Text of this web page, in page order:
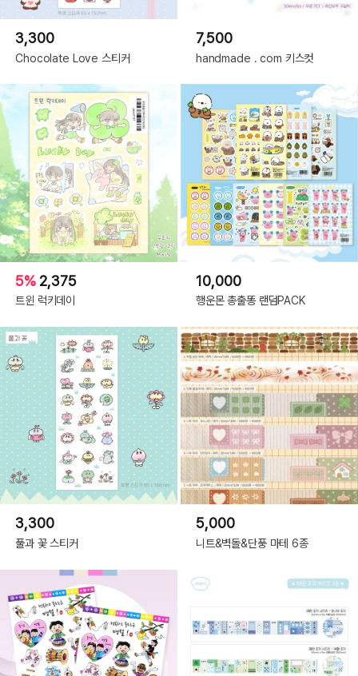
3,300
Chocolate Love 스티커
7,500
handmade . com 키스컷
5% 2,375
트윈 럭키데이
10,000
행운몬 총출똥 랜덤PACK
3,300
풀과 꽃 스티커
5,000
니트&벽돌&단풍 마테 6종